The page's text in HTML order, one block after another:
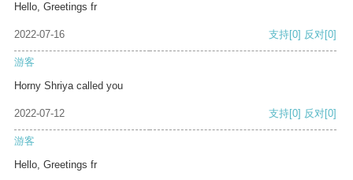
Hello, Greetings fr
2022-07-16 支持[0] 反对[0]
游客
Horny Shriya called you
2022-07-12 支持[0] 反对[0]
游客
Hello, Greetings fr